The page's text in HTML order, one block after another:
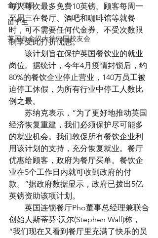
合作栏目
留学生
英国白金汉大学中国校友会
每人每次最多免费10英镑。顾客每周一
至周三在餐厅、酒吧和咖啡馆等就餐
时，可不需要任何代金券、不受次数限
制享受此打折优惠。
该计划旨在保护英国餐饮业的就业
岗位。据统计，今年4月疫情封锁后，约
80%的餐饮企业停止营业，140万员工被
迫停工休假，为所有行业中停工人数比
例之最。
苏纳克表示，“为了更好地推动英国
经济恢复重建，我们必须保护尽可能多
的就业机会。我们敦促所有餐饮企业利
用该计划的支持，充分恢复就业。餐厅
优惠给顾客，政府为餐厅买单。餐饮企
业在5个工作日内就可收到政府的付
款。”据政府数据显示，政府已拨出5亿
英镑资助该项计划。
英国连锁餐厅Pho董事总经理兼联合
创始人斯蒂芬·沃尔(Stephen Wall)称，
“我们现在又看到餐厅里充满了快乐的员